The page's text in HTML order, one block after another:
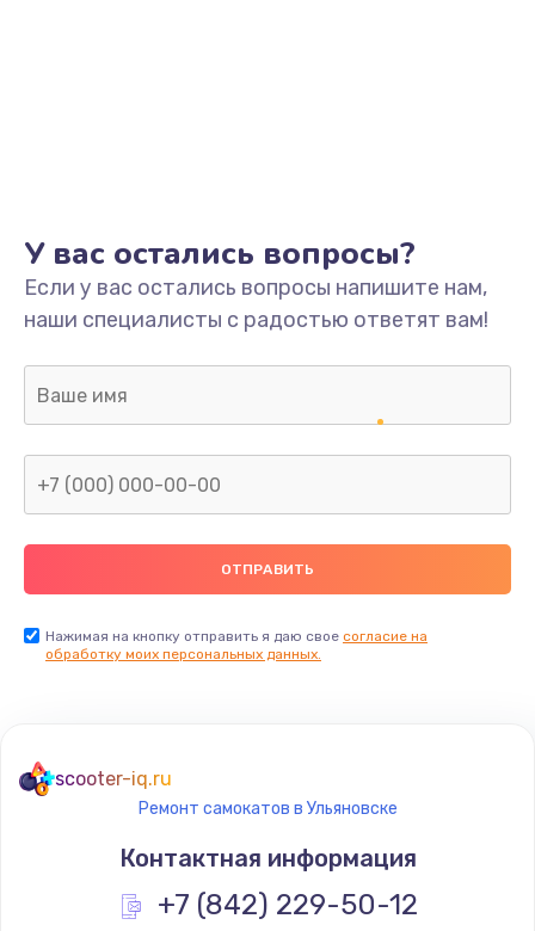
У вас остались вопросы?
Если у вас остались вопросы напишите нам,
наши специалисты с радостью ответят вам!
Нажимая на кнопку отправить я даю свое согласие на
обработку моих персональных данных.
scooter-iq.ru
Ремонт самокатов в Ульяновске
Контактная информация
+7 (842) 229-50-12